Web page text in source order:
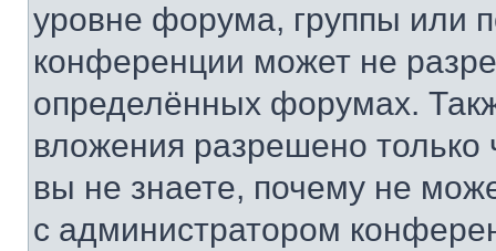
уровне форума, группы или
конференции может не
определённых форумах.
вложения разрешено
вы не знаете, почему не
с администратором